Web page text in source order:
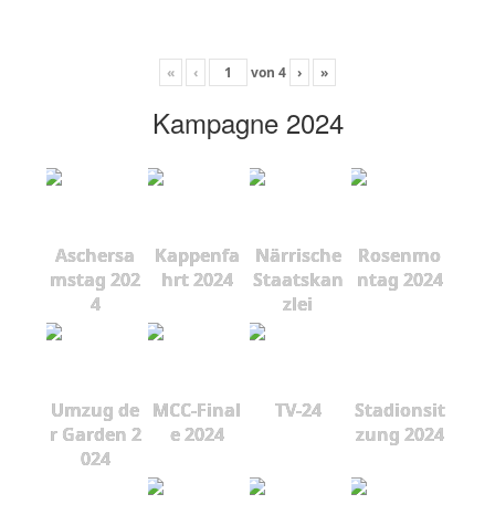
« ‹ von 4 › »
Kampagne 2024
Aschersa
mstag 202
4
Kappenfa
hrt 2024
Närrische
Staatskan
zlei
Rosenmo
ntag 2024
Umzug de
r Garden 2
024
MCC-Final
e 2024
TV-24
Stadionsit
zung 2024